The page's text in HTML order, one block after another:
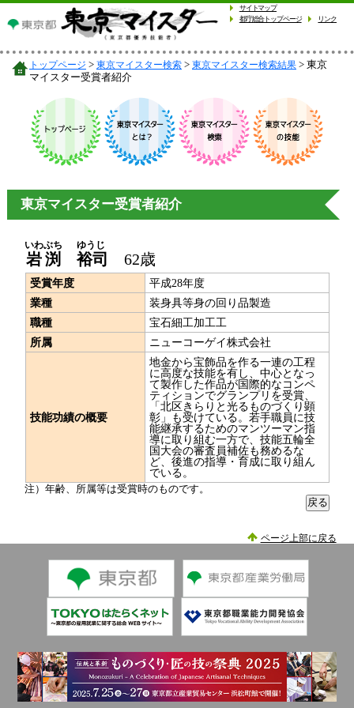
サイトマップ
都庁総合トップページ
リンク
トップページ 東京マイスター検索 東京マイスター検索結果
東京
マイスター受賞者紹介
東京マイスター受賞者紹介
岩渕
いわぶち
裕司
ゆうじ
62歳
受賞年度
平成28年度
業種
装身具等身の回り品製造
職種
宝石細工加工工
所属
ニューコーゲイ株式会社
技能功績の概要
地金から宝飾品を作る一連の工程
に高度な技能を有し、中心となっ
て製作した作品が国際的なコンペ
ティションでグランプリを受賞、
「北区きらりと光るものづくり顕
彰」も受けている。若手職員に技
能継承するためのマンツーマン指
導に取り組む一方で、技能五輪全
国大会の審査員補佐も務めるな
ど、後進の指導・育成に取り組ん
でいる。
注）年齢、所属等は受賞時のものです。
ページ上部に戻る